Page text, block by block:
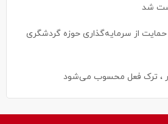
شد
از سرمایه‌گذاری حوزه گردشگری
، ترک فعل محسوب می‌شود